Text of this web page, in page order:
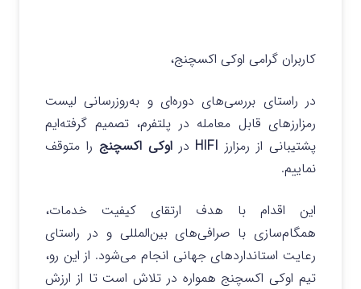
کاربران گرامی اوکی اکسچنج،
در راستای بررسی‌های دوره‌ای و به‌روزرسانی لیست
رمزارزهای قابل معامله در پلتفرم، تصمیم گرفته‌ایم
پشتیبانی از رمزارز HIFI در اوکی اکسچنج را متوقف
نماییم.
این اقدام با هدف ارتقای کیفیت خدمات،
همگام‌سازی با صرافی‌های بین‌المللی و در راستای
رعایت استانداردهای جهانی انجام می‌شود. از این رو،
تیم اوکی اکسچنج همواره در تلاش است تا از ارزش